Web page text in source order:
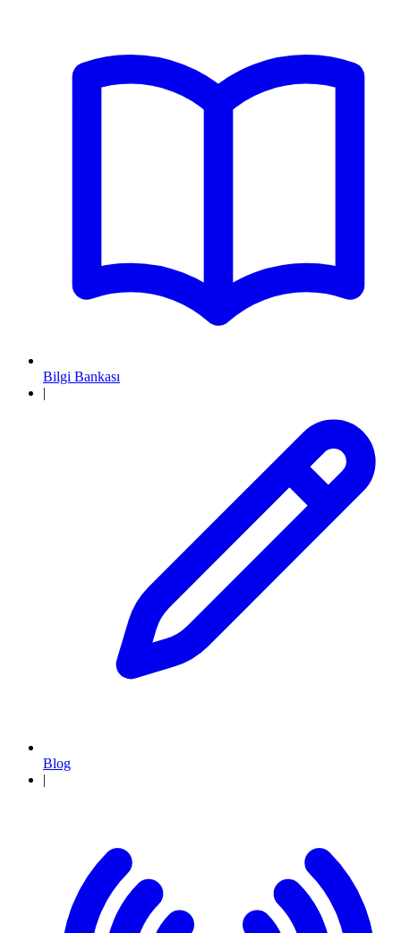
Bilgi Bankası
|
Blog
|